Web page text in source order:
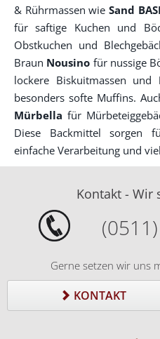
& Rührmassen wie Sand
für saftige Kuchen und
Obstkuchen und
Braun Nousino für nussige
lockere Biskuitmassen und
besonders softe Muffins.
Mürbella für
Diese Backmittel sorgen
einfache Verarbeitung und
Kontakt - Wir
Gerne setzen wir uns
KONTAKT